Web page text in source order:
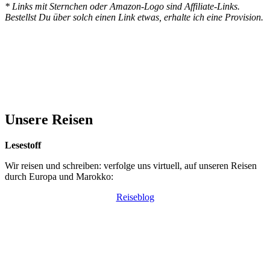
* Links mit Sternchen oder Amazon-Logo sind Affiliate-Links.
Bestellst Du über solch einen Link etwas, erhalte ich eine Provision.
Unsere Reisen
Lesestoff
Wir reisen und schreiben: verfolge uns virtuell, auf unseren Reisen
durch Europa und Marokko:
Reiseblog